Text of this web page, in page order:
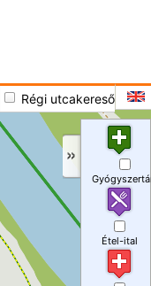
Régi utcakereső
Étel-ital